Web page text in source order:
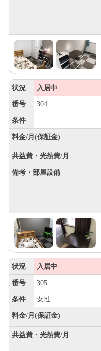
状況 入居中
番号 304
条件
料金/月(保証金)
共益費・光熱費/月
備考・部屋設備
状況 入居中
番号 305
条件 女性
料金/月(保証金)
共益費・光熱費/月